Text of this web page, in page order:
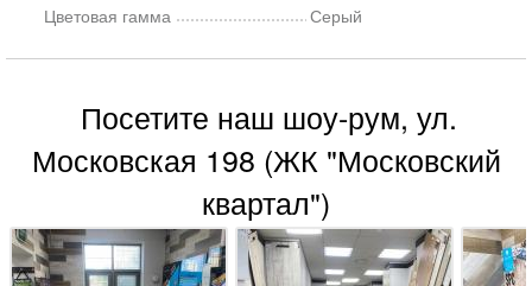
Цветовая гамма Серый
Посетите наш шоу-рум, ул.
Московская 198 (ЖК "Московский
квартал")